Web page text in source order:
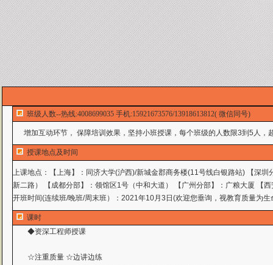
班级人数--热线:4008699035 手机:15921673576/13918613812( 微信同号)
增加互动环节， 保障培训效果，坚持小班授课，每个班级的人数限3到5人，
授课地点及时间
上课地点：
【上海】：同济大学(沪西)/新城金郡商务楼(11号线白银路站) 【深
新二路） 【成都分部】：领馆区1号（中和大道） 【广州分部】：广粮大厦 【
开班时间(连续班/晚班/周末班）：2021年10月3日(欢迎您垂询，视教育质量为生
课时
◆资深工程师授课
☆注重质量 ☆边讲边练